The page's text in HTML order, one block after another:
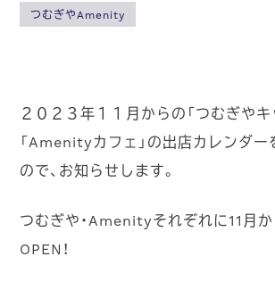
つむぎやAmenity
２０２３年１１月からの「つむぎやキ
「Amenityカフェ」の出店カレンダー
ので、お知らせします。
つむぎや・Amenityそれぞれに11月
OPEN！